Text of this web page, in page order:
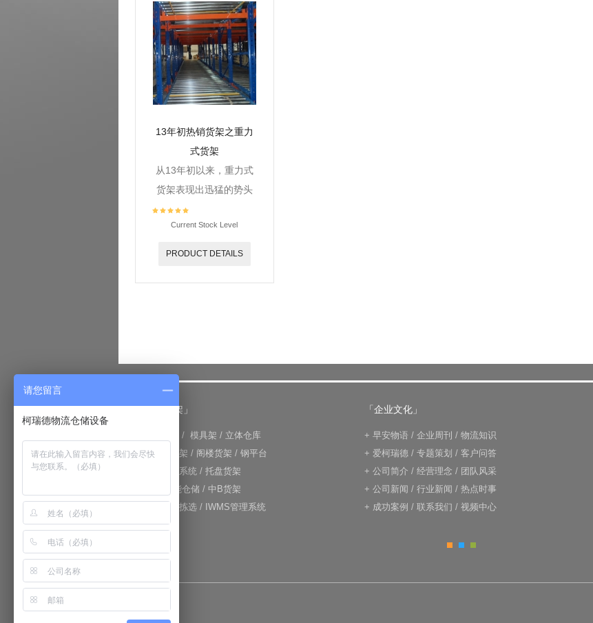
13年初热销货架之重力
式货架
从13年初以来，重力式
货架表现出迅猛的势头
Current Stock Level
PRODUCT DETAILS
「仓储货架」
/ 模具架 / 立体仓库
+重力式货架 / 阁楼货架 / 钢平台
仓库输送系统 / 托盘货架
RFID智能仓储 / 中B货架
电子标签拣选 / IWMS管理系统
「企业文化」
+ 早安物语 / 企业周刊 / 物流知识
+ 爱柯瑞德 / 专题策划 / 客户问答
+ 公司简介 / 经营理念 / 团队风采
+ 公司新闻 / 行业新闻 / 热点时事
+ 成功案例 / 联系我们 / 视频中心
请您留言
柯瑞德物流仓储设备